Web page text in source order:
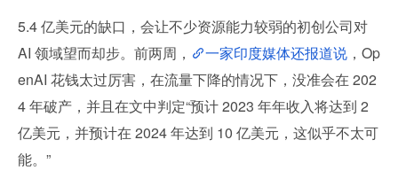
5.4 亿美元的缺口，会让不少资源能力较弱的初创公司对
AI 领域望而却步。前两周，
一家印度媒体还报道说 ，Op
enAI 花钱太过厉害，在流量下降的情况下，没准会在 202
4 年破产，并且在文中判定“预计 2023 年年收入将达到 2
亿美元，并预计在 2024 年达到 10 亿美元，这似乎不太可
能。”